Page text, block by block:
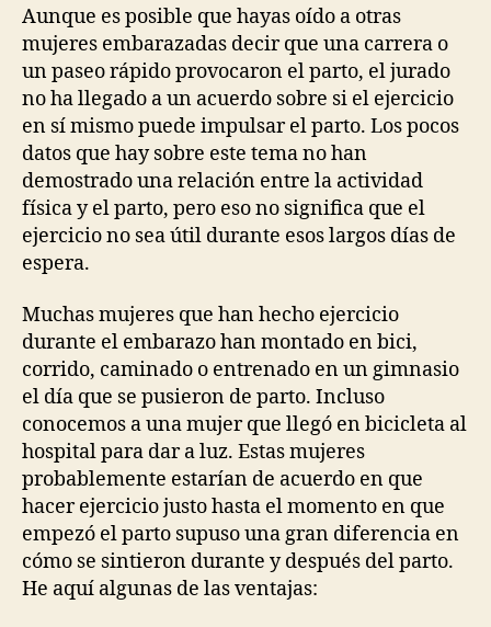
Aunque es posible que hayas oído a otras
mujeres embarazadas decir que una carrera o
un paseo rápido provocaron el parto, el jurado
no ha llegado a un acuerdo sobre si el ejercicio
en sí mismo puede impulsar el parto. Los pocos
datos que hay sobre este tema no han
demostrado una relación entre la actividad
física y el parto, pero eso no significa que el
ejercicio no sea útil durante esos largos días de
espera.
Muchas mujeres que han hecho ejercicio
durante el embarazo han montado en bici,
corrido, caminado o entrenado en un gimnasio
el día que se pusieron de parto. Incluso
conocemos a una mujer que llegó en bicicleta al
hospital para dar a luz. Estas mujeres
probablemente estarían de acuerdo en que
hacer ejercicio justo hasta el momento en que
empezó el parto supuso una gran diferencia en
cómo se sintieron durante y después del parto.
He aquí algunas de las ventajas: